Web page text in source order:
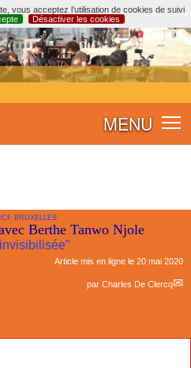
vous acceptez l’utilisation de cookies de suivi
Désactiver les cookies
MENU
BRUXELLES
Berthe Tanwo Njole
Article mis en ligne le 20 mai 2020
par Charles De Clercq